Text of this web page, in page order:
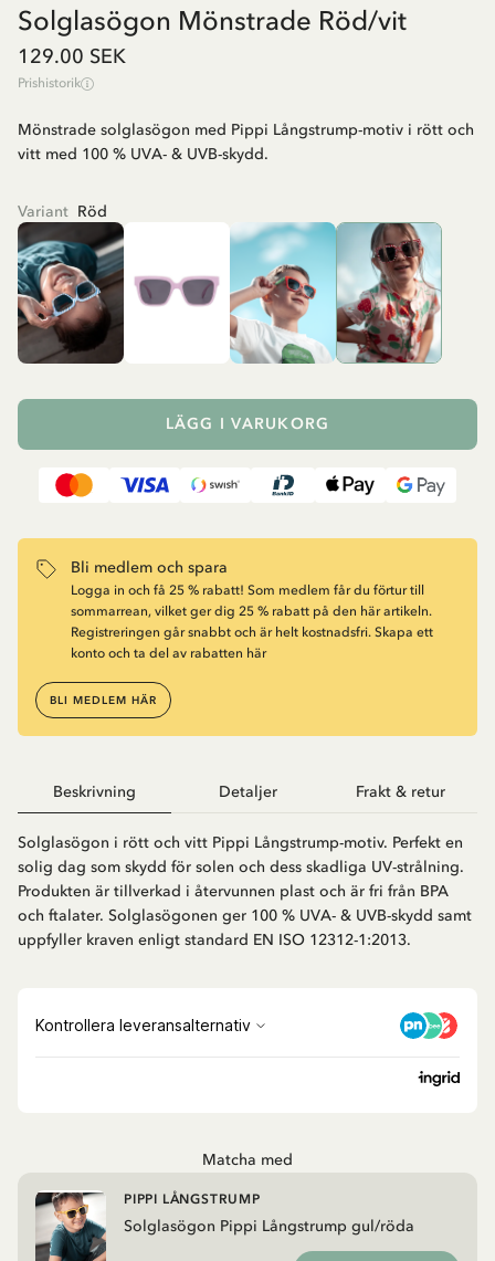
Solglasögon Mönstrade Röd/vit
129.00 SEK
Prishistorik
Mönstrade solglasögon med Pippi Långstrump-motiv i rött och
vitt med 100 % UVA- & UVB-skydd.
Variant Röd
LÄGG I VARUKORG
Bli medlem och spara
Logga in och få 25 % rabatt! Som medlem får du förtur till
sommarrean, vilket ger dig 25 % rabatt på den här artikeln.
Registreringen går snabbt och är helt kostnadsfri. Skapa ett
konto och ta del av rabatten här
BLI MEDLEM HÄR
Beskrivning Detaljer Frakt & retur
Solglasögon i rött och vitt Pippi Långstrump-motiv. Perfekt en
solig dag som skydd för solen och dess skadliga UV-strålning.
Produkten är tillverkad i återvunnen plast och är fri från BPA
och ftalater. Solglasögonen ger 100 % UVA- & UVB-skydd samt
uppfyller kraven enligt standard EN ISO 12312-1:2013.
Matcha med
Solglasögon Pippi Långstrump gul/röda
PIPPI LÅNGSTRUMP